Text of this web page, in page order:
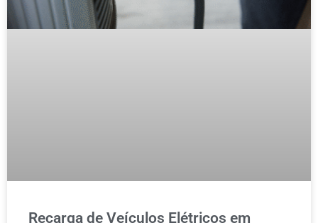
Recarga de Veículos Elétricos em